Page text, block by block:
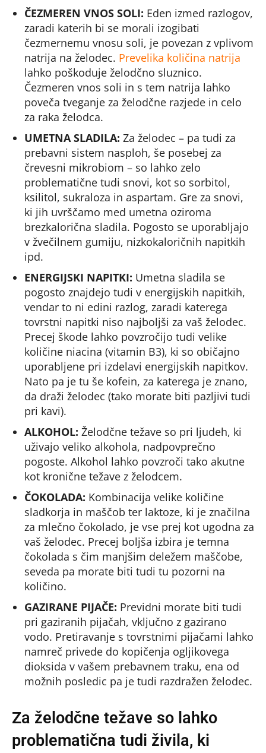
ČEZMEREN VNOS SOLI: Eden izmed razlogov,
zaradi katerih bi se morali izogibati
čezmernemu vnosu soli, je povezan z vplivom
natrija na želodec. Prevelika količina natrija
lahko poškoduje želodčno sluznico.
Čezmeren vnos soli in s tem natrija lahko
poveča tveganje za želodčne razjede in celo
za raka želodca.
UMETNA SLADILA: Za želodec – pa tudi za
prebavni sistem nasploh, še posebej za
črevesni mikrobiom – so lahko zelo
problematične tudi snovi, kot so sorbitol,
ksilitol, sukraloza in aspartam. Gre za snovi,
ki jih uvrščamo med umetna oziroma
brezkalorična sladila. Pogosto se uporabljajo
v žvečilnem gumiju, nizkokaloričnih napitkih
ipd.
ENERGIJSKI NAPITKI: Umetna sladila se
pogosto znajdejo tudi v energijskih napitkih,
vendar to ni edini razlog, zaradi katerega
tovrstni napitki niso najboljši za vaš želodec.
Precej škode lahko povzročijo tudi velike
količine niacina (vitamin B3), ki so običajno
uporabljene pri izdelavi energijskih napitkov.
Nato pa je tu še kofein, za katerega je znano,
da draži želodec (tako morate biti pazljivi tudi
pri kavi).
ALKOHOL: Želodčne težave so pri ljudeh, ki
uživajo veliko alkohola, nadpovprečno
pogoste. Alkohol lahko povzroči tako akutne
kot kronične težave z želodcem.
ČOKOLADA: Kombinacija velike količine
sladkorja in maščob ter laktoze, ki je značilna
za mlečno čokolado, je vse prej kot ugodna za
vaš želodec. Precej boljša izbira je temna
čokolada s čim manjšim deležem maščobe,
seveda pa morate biti tudi tu pozorni na
količino.
GAZIRANE PIJAČE: Previdni morate biti tudi
pri gaziranih pijačah, vključno z gazirano
vodo. Pretiravanje s tovrstnimi pijačami lahko
namreč privede do kopičenja ogljikovega
dioksida v vašem prebavnem traku, ena od
možnih posledic pa je tudi razdražen želodec.
Za želodčne težave so lahko
problematična tudi živila, ki